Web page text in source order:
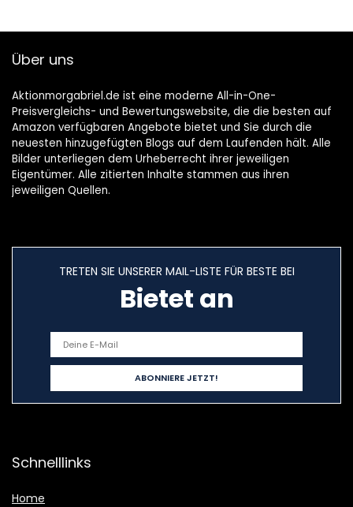
Über uns
Aktionmorgabriel.de ist eine moderne All-in-One-
Preisvergleichs- und Bewertungswebsite, die die besten auf
Amazon verfügbaren Angebote bietet und Sie durch die
neuesten hinzugefügten Blogs auf dem Laufenden hält. Alle
Bilder unterliegen dem Urheberrecht ihrer jeweiligen
Eigentümer. Alle zitierten Inhalte stammen aus ihren
jeweiligen Quellen.
TRETEN SIE UNSERER MAIL-LISTE FÜR BESTE BEI
Bietet an
Schnelllinks
Home